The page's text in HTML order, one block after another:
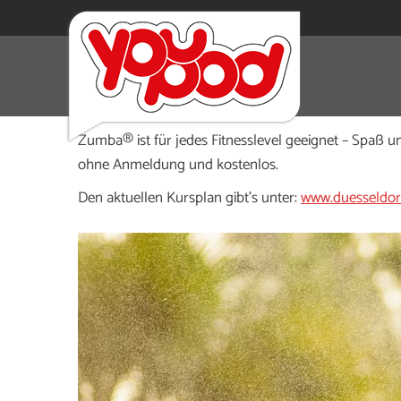
Wer am Dienstag nach der Arbeit oder Uni
Ballonwiese. Dana’s Dance Fiesta bringt mit
Zumba® ist für jedes Fitnesslevel geeignet – Spaß
ohne Anmeldung und kostenlos.
Den aktuellen Kursplan gibt’s unter: